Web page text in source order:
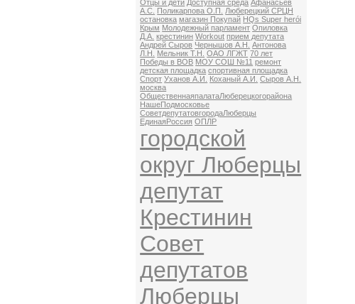
Отцы и дети Доступная среда Афанасьев
А.С. Поликарпова О.П.
Люберецкий СРЦН
остановка магазин Покупай HQs Super herói
Крым Молодежный парламент Опиловка
Д.А. крестинин Workout прием депутата
Андрей Сыров Чернышов А.Н.
Антонова
Л.Н.
Мельник Т.Н. ОАО ЛГЖТ 70 лет
Победы в ВОВ МОУ СОШ №11 ремонт
детская площадка спортивная площадка
Спорт Уханов А.И. Коханый А.И.
Сыров А.Н.
москва
ОбщественнаяпалатаЛюберецкогорайона
НашеПодмосковье
СоветдепутатовгородаЛюберцы
ЕдинаяРоссия ОПЛР
городской
округ Люберцы
депутат
Крестинин
Совет
депутатов
Люберцы